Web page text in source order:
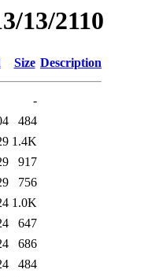
13/2110
Size Description
-
484
1.4K
917
756
1.0K
647
686
484